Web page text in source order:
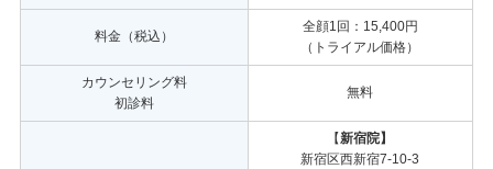
料金（税込）
全顔1回：15,400円
（トライアル価格）
カウンセリング料
初診料
無料
【新宿院】
新宿区西新宿7-10-3